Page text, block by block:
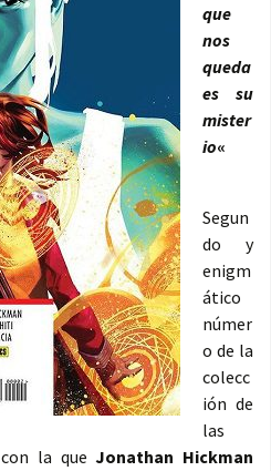
que
nos
queda
es su
mister
io«
Segun
do y
enigm
ático
númer
o de la
colecc
ión de
las
con la queJonathan Hickman